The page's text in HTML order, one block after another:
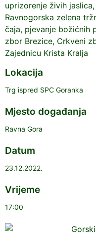
uprizorenje živih
Ravnogorska zelena
čaja, pjevanje božićnih
zbor Brezice, Crkveni
Zajednicu Krista Kralja
Lokacija
Trg ispred SPC Goranka
Mjesto događanja
Ravna Gora
Datum
23.12.2022.
Vrijeme
17:00